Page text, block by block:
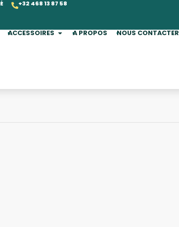
+32 468 13 87 58
ACCESSOIRES A PROPOS NOUS CONTACTER